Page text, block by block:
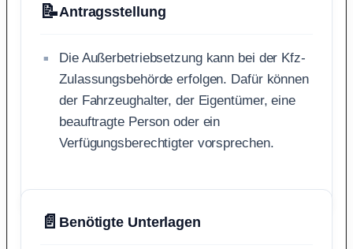
📝Antragsstellung
Die Außerbetriebsetzung kann bei der Kfz-
Zulassungsbehörde erfolgen. Dafür können
der Fahrzeughalter, der Eigentümer, eine
beauftragte Person oder ein
Verfügungsberechtigter vorsprechen.
📄 Benötigte Unterlagen